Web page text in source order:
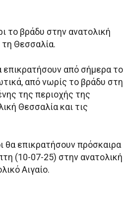
το βράδυ στην ανατολική
Θεσσαλία.
επικρατήσουν από σήμερα το
από νωρίς το βράδυ
της περιοχής της
Θεσσαλία και τις
θα επικρατήσουν πρόσκαιρα
(10-07-25) στην ανατολική
Αιγαίο.